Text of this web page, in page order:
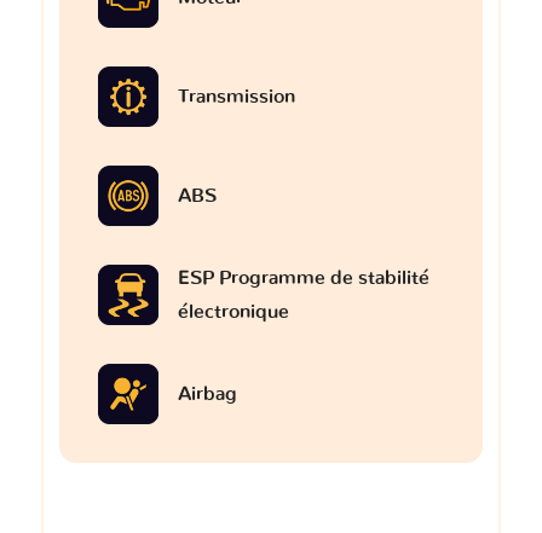
Transmission
ABS
ESP Programme de stabilité
électronique
Airbag